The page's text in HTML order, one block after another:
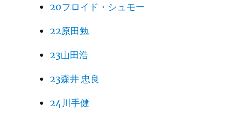
20フロイド・シュモー
22原田勉
23山田浩
23森井 忠良
24川手健